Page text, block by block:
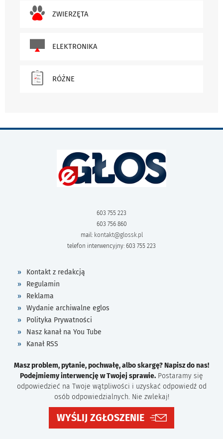
ZWIERZĘTA
ELEKTRONIKA
RÓŻNE
603 755 223
603 756 860
mail: kontakt@glossk.pl
telefon interwencyjny: 603 755 223
Kontakt z redakcją
Regulamin
Reklama
Wydanie archiwalne eglos
Polityka Prywatności
Nasz kanał na You Tube
Kanał RSS
Masz problem, pytanie, pochwałę, albo skargę? Napisz do nas!
Podejmiemy interwencję w Twojej sprawie. Postaramy się
odpowiedzieć na Twoje wątpliwości i uzyskać odpowiedź od
osób odpowiedzialnych. Nie zwlekaj!
WYŚLIJ ZGŁOSZENIE